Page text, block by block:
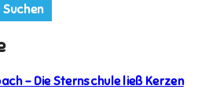
Suchen
– Die Sternschule ließ Kerzen